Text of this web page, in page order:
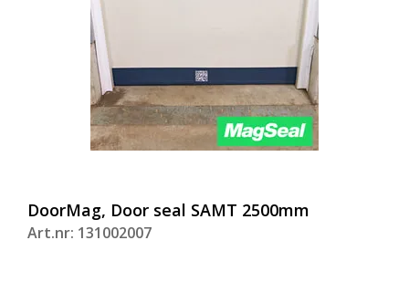
DoorMag, Door seal SAMT 2500mm
Art.nr: 131002007